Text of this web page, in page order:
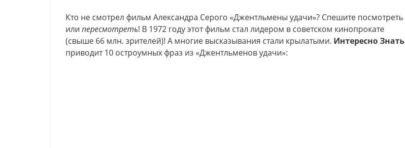
Кто не смотрел фильм Александра Серого «Джентльмены удачи»? Спешите посмотреть
или пересмотреть! В 1972 году этот фильм стал лидером в советском кинопрокате
(свыше 66 млн. зрителей)! А многие высказывания стали крылатыми. Интересно Знать
приводит 10 остроумных фраз из «Джентльменов удачи»: